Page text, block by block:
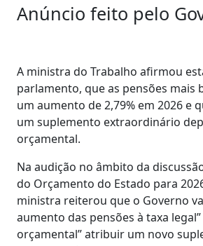
Anúncio feito pelo
A ministra do Trabalho afirmou
parlamento, que as pensões mais
um aumento de 2,79% em 2026 e
um suplemento extraordinário
orçamental.
Na audição no âmbito da
do Orçamento do Estado para
ministra reiterou que o Governo
aumento das pensões à taxa
orçamental” atribuir um novo